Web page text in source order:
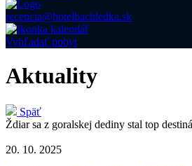
recepcia@hotelbachledka.sk
Vyhľadať pobyt
Aktuality
Späť
Ždiar sa z goralskej dediny stal top
20. 10. 2025